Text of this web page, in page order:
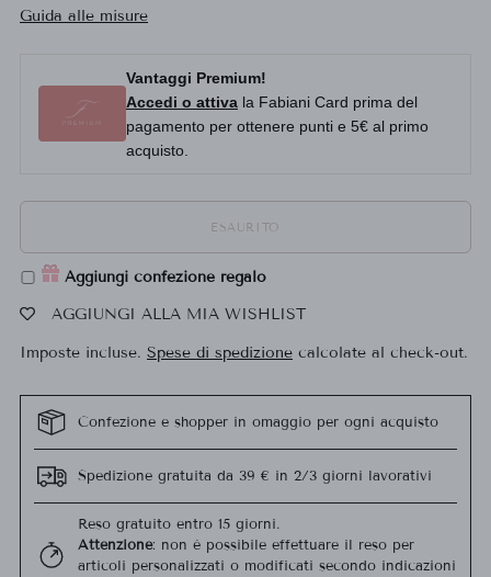
Guida alle misure
Vantaggi Premium!
Accedi o attiva la Fabiani Card prima del
pagamento per ottenere punti e 5€ al primo
acquisto.
ESAURITO
Aggiungi confezione regalo
AGGIUNGI ALLA MIA WISHLIST
Imposte incluse. Spese di spedizione calcolate al check-out.
Confezione e shopper in omaggio per ogni acquisto
Spedizione gratuita da 39 € in 2/3 giorni lavorativi
Reso gratuito entro 15 giorni.
Attenzione: non è possibile effettuare il reso per
articoli personalizzati o modificati secondo indicazioni